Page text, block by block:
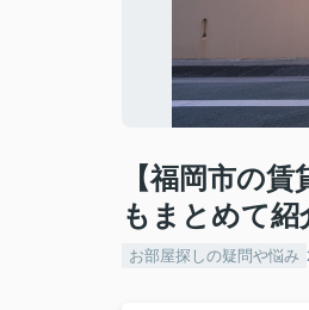
【福岡市の
もまとめて紹
お部屋探しの疑問や悩み